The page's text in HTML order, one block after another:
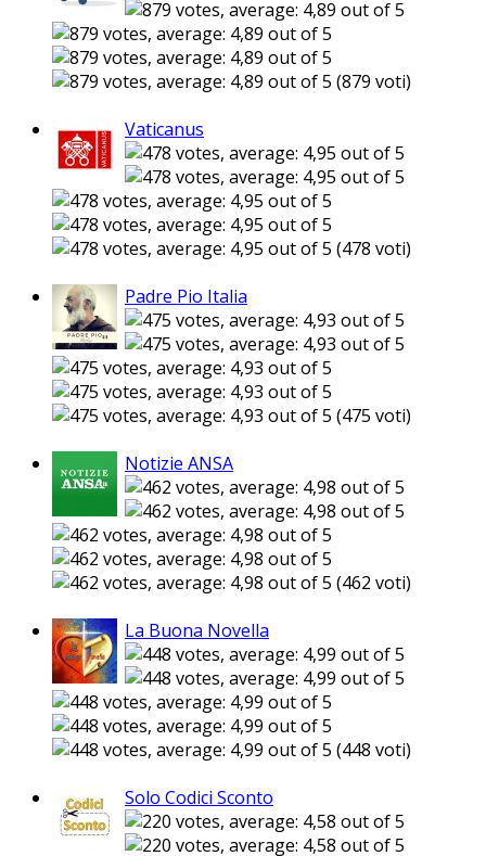
(879 voti)
Vaticanus
(478 voti)
Padre Pio Italia
(475 voti)
Notizie ANSA
(462 voti)
La Buona Novella
(448 voti)
Solo Codici Sconto